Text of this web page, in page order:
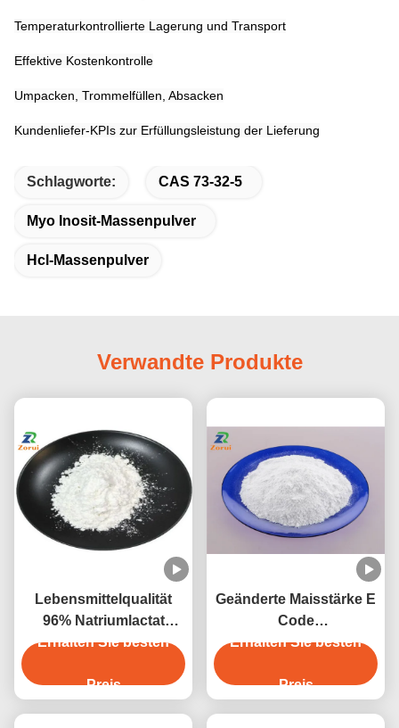
Temperaturkontrollierte Lagerung und Transport
Effektive Kostenkontrolle
Umpacken, Trommelfüllen, Absacken
Kundenliefer-KPIs zur Erfüllungsleistung der Lieferung
Schlagworte: CAS 73-32-5
Myo Inosit-Massenpulver
Hcl-Massenpulver
Verwandte Produkte
Lebensmittelqualität
96% Natriumlactat
Pulver
Natrium-2-
Erhalten Sie besten
Preis
Geänderte Maisstärke E
Code
E1412/E1414/E1422/E1442
Erhalten Sie besten
Preis